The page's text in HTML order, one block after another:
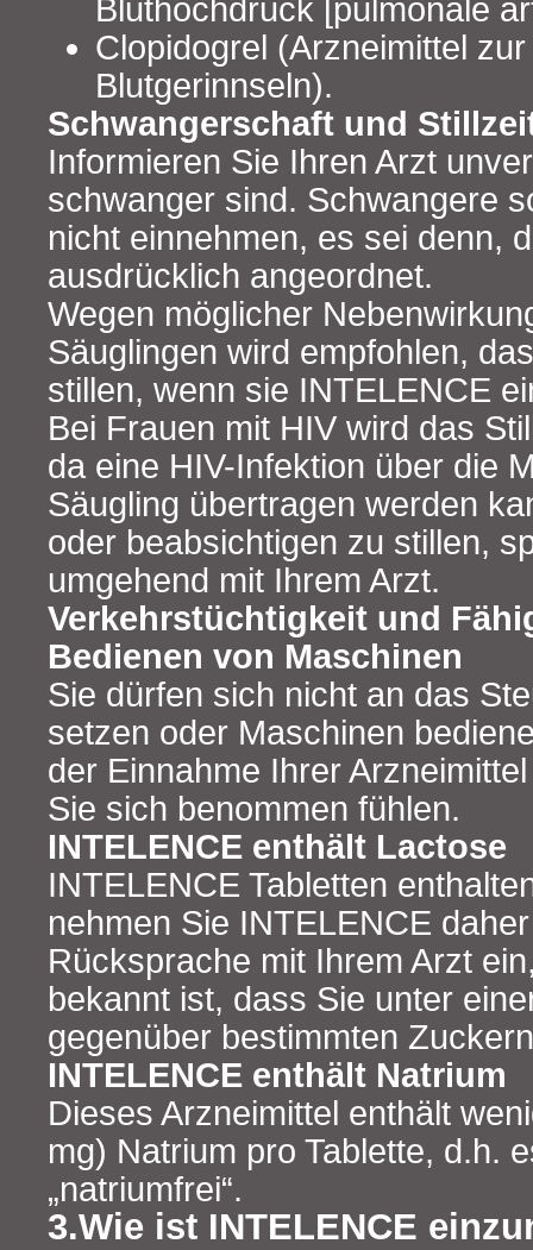
Bluthochdruck [pulmonale
Clopidogrel (Arzneimittel
Blutgerinnseln).
Schwangerschaft und
Informieren Sie Ihren Arzt
schwanger sind. Schwangere
nicht einnehmen, es sei denn,
ausdrücklich angeordnet.
Wegen möglicher
Säuglingen wird empfohlen,
stillen, wenn sie INTELENCE
Bei Frauen mit HIV wird das
da eine HIV-Infektion über die
Säugling übertragen werden
oder beabsichtigen zu stillen,
umgehend mit Ihrem Arzt.
Verkehrstüchtigkeit und
Bedienen von Maschinen
Sie dürfen sich nicht an das
setzen oder Maschinen
der Einnahme Ihrer
Sie sich benommen fühlen.
INTELENCE enthält Lactose
INTELENCE Tabletten
nehmen Sie INTELENCE
Rücksprache mit Ihrem Arzt
bekannt ist, dass Sie unter
gegenüber bestimmten
INTELENCE enthält Natrium
Dieses Arzneimittel enthält
mg) Natrium pro Tablette, d.h.
„natriumfrei“.
3.Wie ist INTELENCE